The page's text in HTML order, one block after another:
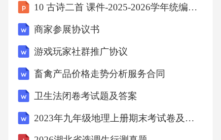
数，以稳体征保手术顺利。器械传递核心要求
器械传递是手术配合核心环节，需准确、及
险。临床配合实践成效与外科医生密切配合，
精准及时传递手术器械，可提升手术精确性、
缩时降风险。器械传递细节注意器械护士需提
术进展及时补充器械。3.2器械传递与操作配合
10 古诗二首 课件-2025-2026学年统编版语文一年级下册
商家参展协议书
游戏玩家社群推广协议
畜禽产品价格走势分析服务合同
卫生法闭卷考试题及答案
2023年九年级地理上册期末考试卷及答案【A4版】